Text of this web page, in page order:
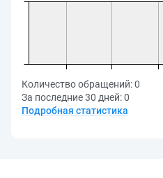
Количество обращений:0
За последние 30 дней:0
Подробная статистика